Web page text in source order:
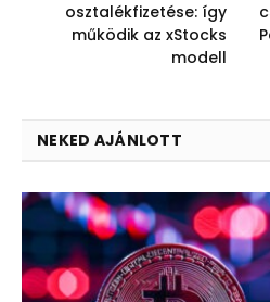
osztalékfizetése: így
működik az xStocks
modell
NEKED AJÁNLOTT